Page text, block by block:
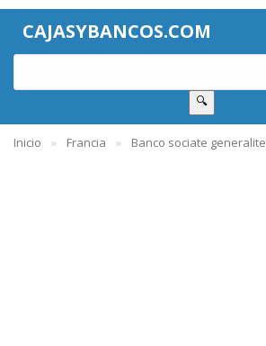
CAJASYBANCOS.COM
🔍
Inicio Francia Banco sociate generalite